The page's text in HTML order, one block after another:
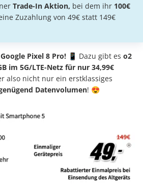
Trade-In Aktion, bei dem ihr 100€
Zuzahlung von 49€ statt 149€
Pixel 8 Pro! 📱 Dazu gibt es o2
im 5G/LTE-Netz für nur 34,99€
also nicht nur ein erstklassiges
Datenvolumen! 😍